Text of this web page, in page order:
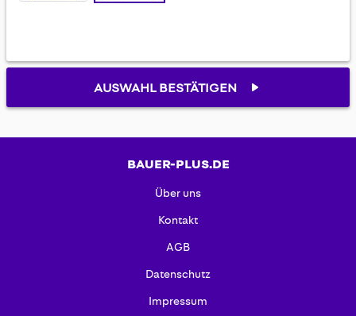
AUSWAHL BESTÄTIGEN
BAUER-PLUS.DE
Über uns
Kontakt
AGB
Datenschutz
Impressum